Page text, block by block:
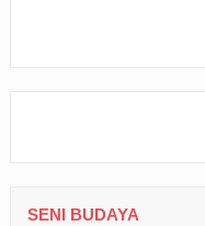
SENI BUDAYA